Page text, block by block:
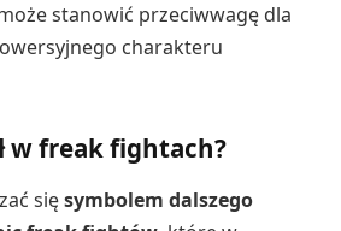
stanowić przeciwwagę dla
charakteru
w freak fightach?
sięsymbolem dalszego